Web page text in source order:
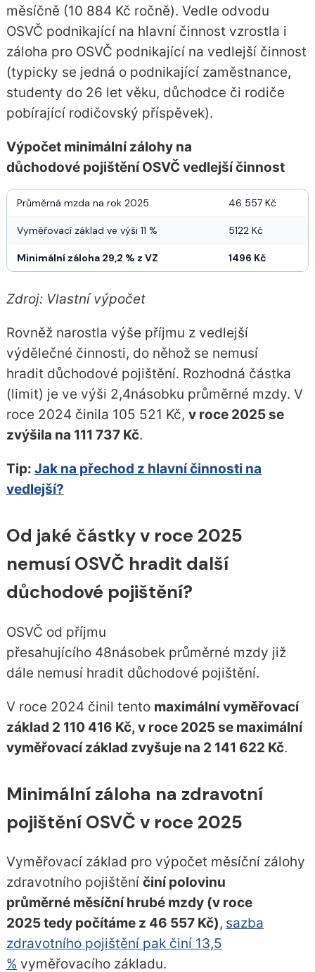
měsíčně (10 884 Kč ročně). Vedle odvodu
OSVČ podnikající na hlavní činnost vzrostla i
záloha pro OSVČ podnikající na vedlejší činnost
(typicky se jedná o podnikající zaměstnance,
studenty do 26 let věku, důchodce či rodiče
pobírající rodičovský příspěvek).
Výpočet minimální zálohy na
důchodové pojištění OSVČ vedlejší činnost
Průměrná mzda na rok 2025 46 557 Kč
Vyměřovací základ ve výši 11 % 5122 Kč
Minimální záloha 29,2 % z VZ 1496 Kč
Zdroj: Vlastní výpočet
Rovněž narostla výše příjmu z vedlejší
výdělečné činnosti, do něhož se nemusí
hradit důchodové pojištění. Rozhodná částka
(limit) je ve výši 2,4násobku průměrné mzdy. V
roce 2024 činila 105 521 Kč, v roce 2025 se
zvýšila na 111 737 Kč.
Tip: Jak na přechod z hlavní činnosti na
vedlejší?
Od jaké částky v roce 2025
nemusí OSVČ hradit další
důchodové pojištění?
OSVČ od příjmu
přesahujícího 48násobek průměrné mzdy již
dále nemusí hradit důchodové pojištění.
V roce 2024 činil tento maximální vyměřovací
základ 2 110 416 Kč, v roce 2025 se maximální
vyměřovací základ zvyšuje na 2 141 622 Kč.
Minimální záloha na zdravotní
pojištění OSVČ v roce 2025
Vyměřovací základ pro výpočet měsíční zálohy
zdravotního pojištění činí polovinu
průměrné měsíční hrubé mzdy (v roce
2025 tedy počítáme z 46 557 Kč), sazba
zdravotního pojištění pak činí 13,5
% vyměřovacího základu.